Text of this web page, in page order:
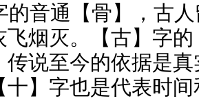
音通【骨】，古
飞烟灭。【古】字
传说至今的依据是
十】字也是代表时